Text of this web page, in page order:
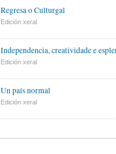
Regresa o Culturgal
Edición xeral
Independencia, creatividade e
Edición xeral
Un país normal
Edición xeral